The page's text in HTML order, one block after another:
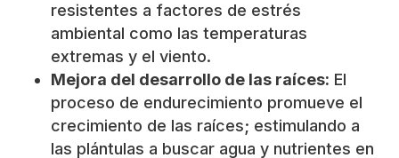
resistentes a factores de estrés
ambiental como las temperaturas
extremas y el viento.
Mejora del desarrollo de las raíces: El
proceso de endurecimiento promueve el
crecimiento de las raíces; estimulando a
las plántulas a buscar agua y nutrientes en